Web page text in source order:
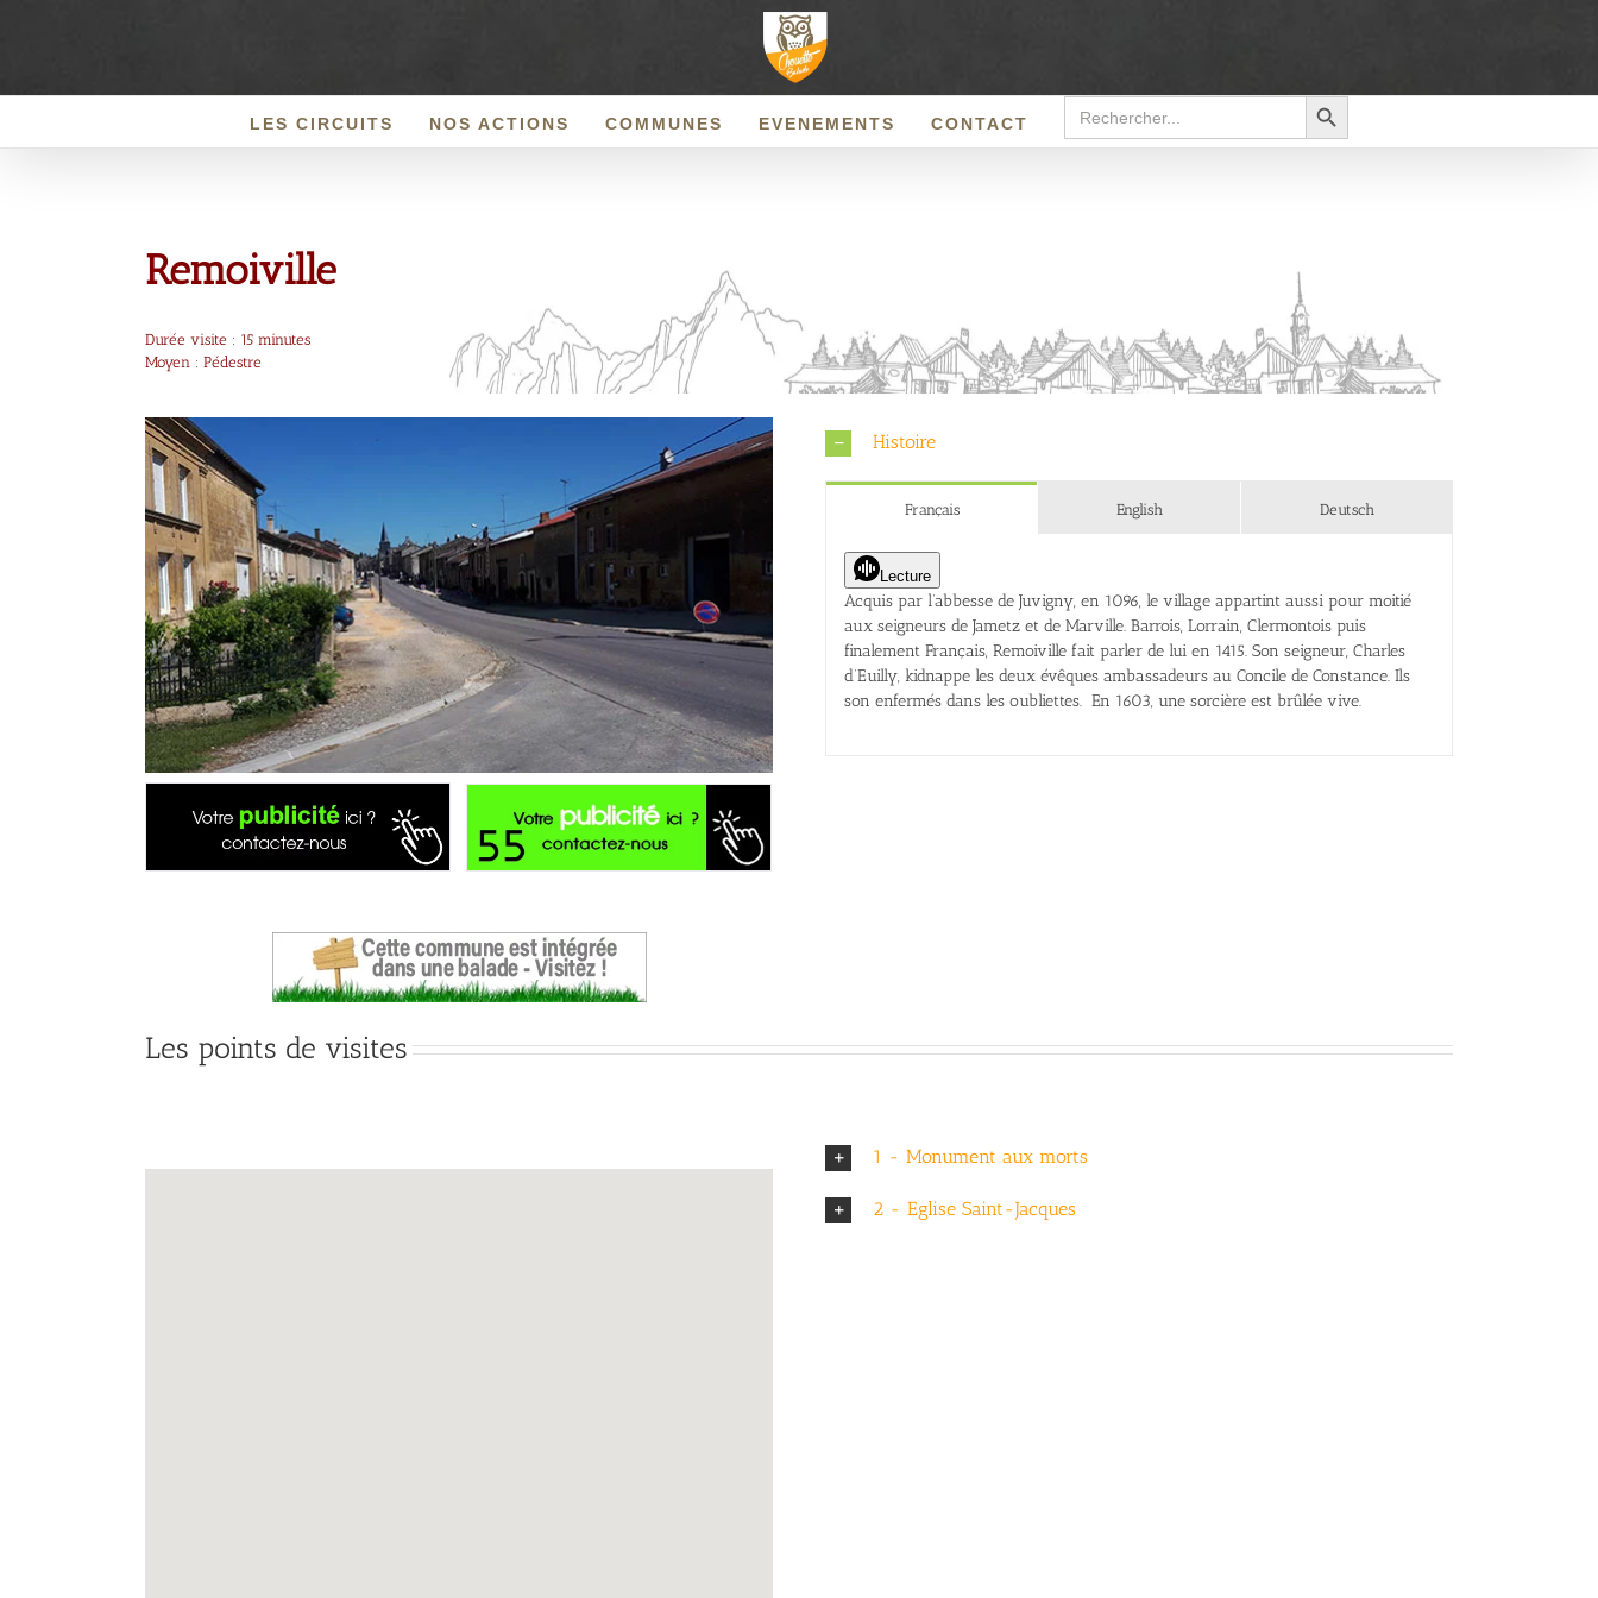
LES CIRCUITS NOS ACTIONS COMMUNES EVENEMENTS CONTACT
Search
for:
Search Button
Remoiville
Durée visite : 15 minutes
Moyen : Pédestre
Histoire
Français English Deutsch
Lecture
Acquis par l’abbesse de Juvigny, en 1096, le village appartint aussi pour moitié
aux seigneurs de Jametz et de Marville. Barrois, Lorrain, Clermontois puis
finalement Français, Remoiville fait parler de lui en 1415. Son seigneur, Charles
d’Euilly, kidnappe les deux évêques ambassadeurs au Concile de Constance. Ils
son enfermés dans les oubliettes. En 1603, une sorcière est brûlée vive.
Les points de visites
1 - Monument aux morts
2 - Eglise Saint-Jacques